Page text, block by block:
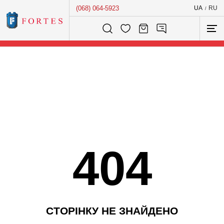
(068) 064-5923 UA / RU
Розумний пошук...
404
СТОРІНКУ НЕ ЗНАЙДЕНО